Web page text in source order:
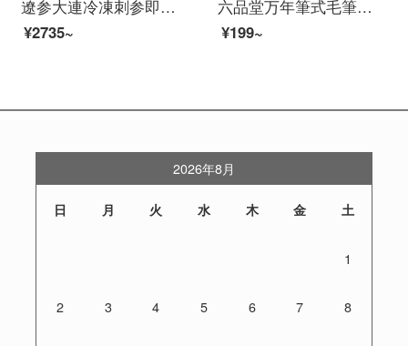
遼参大連冷凍刺参即食ナマコ500 g 9-12匹/袋入り高品質遼刺参生鮮
¥2735~
六品堂万年筆式毛筆軟頭抄写心経書道専用毛筆携帯インクカートリッジ付きインク書道ペン
¥199~
2026年8月
日 月 火 水 木 金 土
1
2 3 4 5 6 7 8